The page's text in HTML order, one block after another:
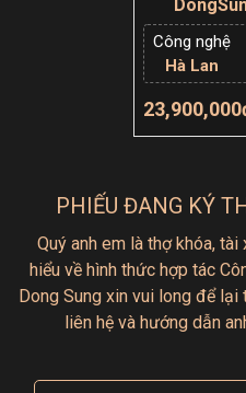
Công nghệ
Hà Lan
Thêm
PHIẾU ĐANG KÝ
Quý anh em là thợ khóa,
hiểu về hình thức hợp tác
Dong Sung xin vui long để lại
liên hệ và hướng dẫn